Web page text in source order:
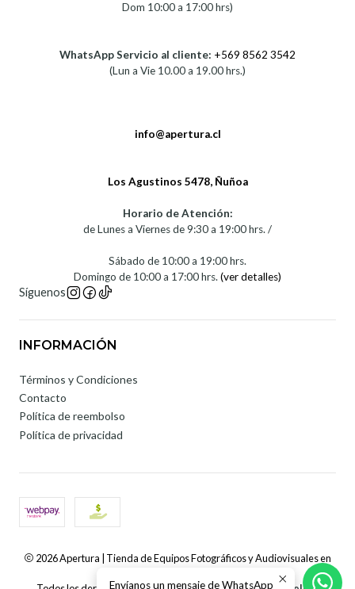
Dom 10:00 a 17:00 hrs)
WhatsApp Servicio al cliente: +569 8562 3542
(Lun a Vie 10.00 a 19.00 hrs.)
info@apertura.cl
Los Agustinos 5478, Ñuñoa
Horario de Atención:
de Lunes a Viernes de 9:30 a 19:00 hrs. /
Sábado de 10:00 a 19:00 hrs.
Domingo de 10:00 a 17:00 hrs.(ver detalles)
Síguenos
INFORMACIÓN
Términos y Condiciones
Contacto
Política de reembolso
Política de privacidad
2026 Apertura | Tienda de Equipos Fotográficos y Audiovisuales en
Envíanos un mensaje de WhatsApp